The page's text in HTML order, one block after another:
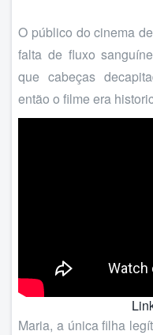
O público do cinema
falta de fluxo
que cabeças
então o filme era
Maria, a única filha